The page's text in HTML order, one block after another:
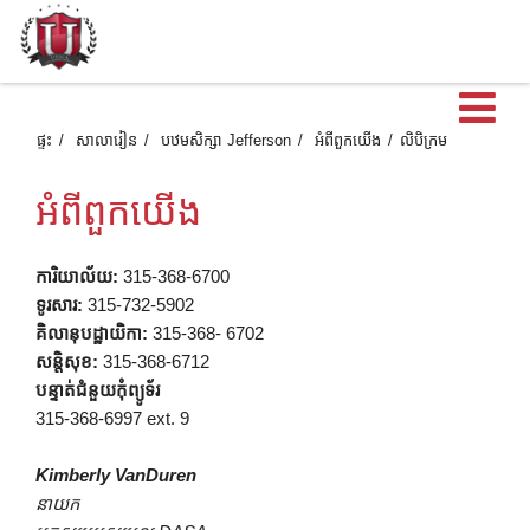
ប
ផ្ទះ សាលារៀន បឋមសិក្សា Jefferson អំពី​ពួក​យើង លិបិក្រម
អំពី​ពួក​យើង
ការិយាល័យ: 315-368-6700
ទូរសារ: 315-732-5902
គិលានុបដ្ឋាយិកា: 315-368- 6702
សន្តិសុខ: 315-368-6712
បន្ទាត់ជំនួយកុំព្យូទ័រ
315-368-6997 ext. 9
Kimberly VanDuren
នាយក